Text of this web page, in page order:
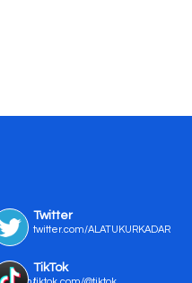
Twitter
twitter.com/ALATUKURKADAR
TikTok